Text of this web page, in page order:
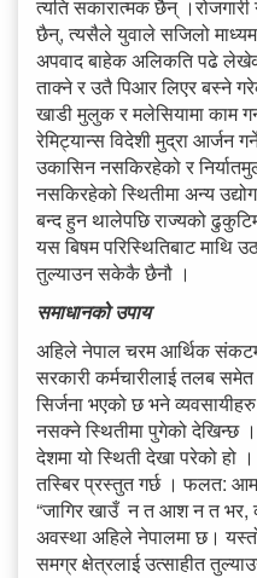
त्यति सकारात्मक छैन्
छैन्, त्यसैले युवाले सजिलो
अपवाद बाहेक अलिकति पढे
ताक्ने र उतै पिआर लिएर बस्ने
खाडी मुलुक र मलेसियामा काम
रेमिट्यान्स विदेशी मुद्रा आर्जन
उकासिन नसकिरहेको र
नसकिरहेको स्थितीमा अन्य
बन्द हुन थालेपछि राज्यको
यस बिषम परिस्थितिबाट माथि
तुल्याउन सकेकै छैनौ ।
समाधानको उपाय
अहिले नेपाल चरम आर्थिक
सरकारी कर्मचारीलाई तलब
सिर्जना भएको छ भने
नसक्ने स्थितीमा पुगेको देखिन्छ
देशमा यो स्थिती देखा परेको
तस्बिर प्रस्तुत गर्छ । फलत: आम
“जागिर खाउँ न त आश न त भर,
अवस्था अहिले नेपालमा छ।
समग्र क्षेत्रलाई उत्साहीत